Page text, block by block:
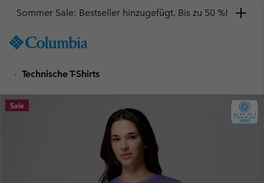
TO
SKIP
MAIN
NAV
Sommer Sale: Bestseller hinzugefügt. Bis zu 50 %!
Technische T-Shirts
Sale